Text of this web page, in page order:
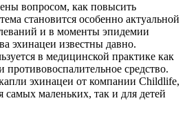
вопросом, как повысить
становится особенно актуальной
и в моменты эпидемии
эхинацеи известны давно.
в медицинской практике как
средство.
эхинацеи от компании Childlife,
самых маленьких, так и для детей